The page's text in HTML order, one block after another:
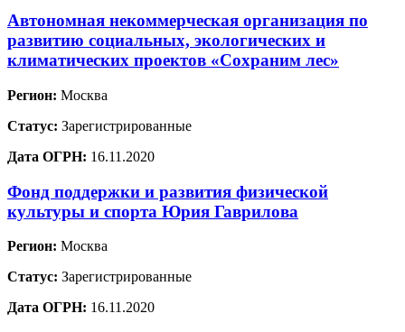
Автономная некоммерческая организация по
развитию социальных, экологических и
климатических проектов «Сохраним лес»
Регион: Москва
Статус: Зарегистрированные
Дата ОГРН: 16.11.2020
Фонд поддержки и развития физической
культуры и спорта Юрия Гаврилова
Регион: Москва
Статус: Зарегистрированные
Дата ОГРН: 16.11.2020